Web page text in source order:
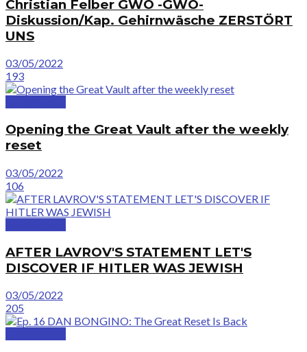
Christian Felber GWÖ -GWO-
Diskussion/Kap. Gehirnwäsche ZERSTÖRT
UNS
03/05/2022
193
Opening the Great Vault after the weekly
reset
03/05/2022
106
AFTER LAVROV'S STATEMENT LET'S
DISCOVER IF HITLER WAS JEWISH
03/05/2022
205